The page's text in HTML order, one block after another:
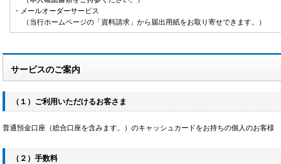
・メールオーダーサービス
（当行ホームページの「資料請求」から届出用紙をお取り寄せできます。）
サービスのご案内
（１）ご利用いただけるお客さま
普通預金口座（総合口座を含みます。）のキャッシュカードをお持ちの個人のお客様
（２）手数料